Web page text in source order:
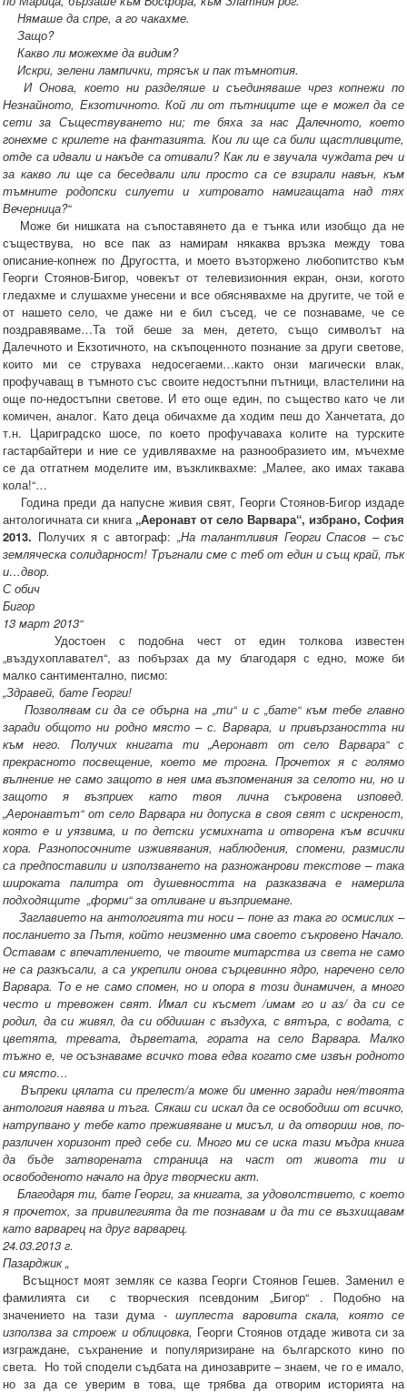
Нямаше да спре, а го чакахме.
Защо?
Какво ли можехме да видим?
Искри, зелени лампички, трясък и пак тъмнотия.
И Онова, което ни разделяше и съединяваше чрез копнежи по
Незнайното, Екзотичното. Кой ли от пътниците ще е можел да се
сети за Съществуването ни; те бяха за нас Далечното, което
гонехме с крилете на фантазията. Кои ли ще са били щастливците,
отде са идвали и накъде са отивали? Как ли е звучала чуждата реч и
за какво ли ще са беседвали или просто са се взирали навън, към
тъмните родопски силуети и хитровато намигащата над тях
Вечерница?“
Може би нишката на съпоставянето да е тънка или изобщо да не
съществува, но все пак аз намирам някаква връзка между това
описание-копнеж по Другостта, и моето възторжено любопитство към
Георги Стоянов-Бигор, човекът от телевизионния екран, онзи, когото
гледахме и слушахме унесени и все обяснявахме на другите, че той е
от нашето село, че даже ни е бил съсед, че се познаваме, че се
поздравяваме…Та той беше за мен, детето, също символът на
Далечното и Екзотичното, на скъпоценното познание за други светове,
които ми се струваха недосегаеми…както онзи магически влак,
профучаващ в тъмното със своите недостъпни пътници, властелини на
още по-недостъпни светове. И ето още един, по същество като че ли
комичен, аналог. Като деца обичахме да ходим пеш до Ханчетата, до
т.н. Цариградско шосе, по което профучаваха колите на турските
гастарбайтери и ние се удивлявахме на разнообразието им, мъчехме
се да отгатнем моделите им, възкликвахме: „Малее, ако имах такава
кола!“…
Година преди да напусне живия свят, Георги Стоянов-Бигор издаде
антологичната си книга „Аеронавт от село Варвара“, избрано, София
2013. Получих я с автограф: „На талантливия Георги Спасов – със
земляческа солидарност! Тръгнали сме с теб от един и същ край, пък
и…двор.
С обич
Бигор
13 март 2013“
Удостоен с подобна чест от един толкова известен
„въздухоплавател“, аз побързах да му благодаря с едно, може би
малко сантиментално, писмо:
„Здравей, бате Георги!
Позволявам си да се обърна на „ти“ и с „бате“ към тебе главно
заради общото ни родно място – с. Варвара, и привързаността ни
към него. Получих книгата ти „Аеронавт от село Варвара“ с
прекрасното посвещение, което ме трогна. Прочетох я с голямо
вълнение не само защото в нея има възпоменания за селото ни, но и
защото я възприех като твоя лична съкровена изповед.
„Аеронавтът“ от село Варвара ни допуска в своя свят с искреност,
която е и уязвима, и по детски усмихната и отворена към всички
хора. Разнопосочните изживявания, наблюдения, спомени, размисли
са предпоставили и използването на разножанрови текстове – така
широката палитра от душевността на разказвача е намерила
подходящите „форми“ за отливане и възприемане.
Заглавието на антологията ти носи – поне аз така го осмислих –
посланието за Пътя, който неизменно има своето съкровено Начало.
Оставам с впечатлението, че твоите митарства из света не само
не са разкъсали, а са укрепили онова сърцевинно ядро, наречено село
Варвара. То е не само спомен, но и опора в този динамичен, а много
често и тревожен свят. Имал си късмет /имам го и аз/ да си се
родил, да си живял, да си обдишан с въздуха, с вятъра, с водата, с
цветята, тревата, дърветата, гората на село Варвара. Малко
тъжно е, че осъзнаваме всичко това едва когато сме извън родното
си място…
Въпреки цялата си прелест/а може би именно заради нея/твоята
антология навява и тъга. Сякаш си искал да се освободиш от всичко,
натрупвано у тебе като преживяване и мисъл, и да отвориш нов, по-
различен хоризонт пред себе си. Много ми се иска тази мъдра книга
да бъде затворената страница на част от живота ти и
освободеното начало на друг творчески акт.
Благодаря ти, бате Георги, за книгата, за удоволствието, с което
я прочетох, за привилегията да те познавам и да ти се възхищавам
като варварец на друг варварец.
24.03.2013 г.
Пазарджик „
Всъщност моят земляк се казва Георги Стоянов Гешев. Заменил е
фамилията си с творческия псевдоним „Бигор“ . Подобно на
значението на тази дума -шуплеста варовита скала, която се
използва за строеж и облицовка, Георги Стоянов отдаде живота си за
изграждане, съхранение и популяризиране на българското кино по
света. Но той сподели съдбата на динозаврите – знаем, че го е имало,
но за да се уверим в това, ще трябва да отворим историята на